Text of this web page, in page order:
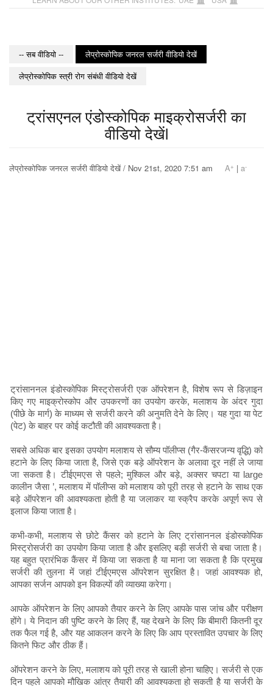
-- सब वीडियो --
लेप्रोस्कोपिक जनरल सर्जरी वीडियो देखें
लेप्रोस्कोपिक स्त्री रोग संबंधी वीडियो देखें
ट्रांसएनल एंडोस्कोपिक माइक्रोसर्जरी का
वीडियो देखेंl
लेप्रोस्कोपिक जनरल सर्जरी वीडियो देखें / Nov 21st, 2020 7:51 am A+ | a-
ट्रांसाननल इंडोस्कोपिक मिस्ट्रोसर्जरी एक ऑपरेशन है, विशेष रूप से डिज़ाइन
किए गए माइक्रोस्कोप और उपकरणों का उपयोग करके, मलाशय के अंदर गुदा
(पीछे के मार्ग) के माध्यम से सर्जरी करने की अनुमति देने के लिए। यह गुदा या पेट
(पेट) के बाहर पर कोई कटौती की आवश्यकता है।
सबसे अधिक बार इसका उपयोग मलाशय से सौम्य पॉलीप्स (गैर-कैंसरजन्य वृद्धि) को
हटाने के लिए किया जाता है, जिसे एक बड़े ऑपरेशन के अलावा दूर नहीं ले जाया
जा सकता है। टीईएमएस से पहले; मुश्किल और बड़े, अक्सर चपटा या large
कालीन जैसा ’, मलाशय में पॉलीप्स को मलाशय को पूरी तरह से हटाने के साथ एक
बड़े ऑपरेशन की आवश्यकता होती है या जलाकर या स्क्रैप करके अपूर्ण रूप से
इलाज किया जाता है।
कभी-कभी, मलाशय से छोटे कैंसर को हटाने के लिए ट्रांसाननल इंडोस्कोपिक
मिस्ट्रोसर्जरी का उपयोग किया जाता है और इसलिए बड़ी सर्जरी से बचा जाता है।
यह बहुत प्रारंभिक कैंसर में किया जा सकता है या माना जा सकता है कि प्रमुख
सर्जरी की तुलना में जहां टीईएमएस ऑपरेशन सुरक्षित है। जहां आवश्यक हो,
आपका सर्जन आपको इन विकल्पों की व्याख्या करेगा।
आपके ऑपरेशन के लिए आपको तैयार करने के लिए आपके पास जांच और परीक्षण
होंगे। ये निदान की पुष्टि करने के लिए हैं, यह देखने के लिए कि बीमारी कितनी दूर
तक फैल गई है, और यह आकलन करने के लिए कि आप प्रस्तावित उपचार के लिए
कितने फिट और ठीक हैं।
ऑपरेशन करने के लिए, मलाशय को पूरी तरह से खाली होना चाहिए। सर्जरी से एक
दिन पहले आपको मौखिक आंत्र तैयारी की आवश्यकता हो सकती है या सर्जरी के